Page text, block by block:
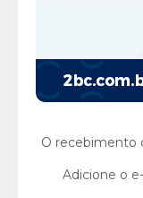
O recebimento
Adicione o